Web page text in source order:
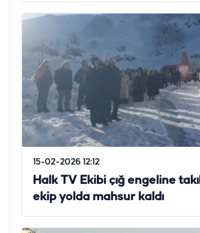
15-02-2026 12:12
Halk TV Ekibi çığ engeline
ekip yolda mahsur kaldı